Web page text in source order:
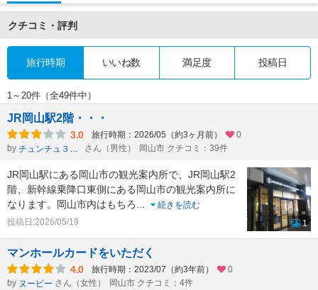
クチコミ・評判
旅行時期 いいね数 満足度 投稿日
1～20件（全49件中）
JR岡山駅2階・・・
3.0 旅行時期：2026/05（約3ヶ月前）
0
by
チュンチュ３１９ さん（男性） 岡山市 クチコミ：39件
JR岡山駅にある岡山市の観光案内所で、JR岡山駅2
階、新幹線乗降口東側にある岡山市の観光案内所に
なります。岡山市内はもちろ...
続きを読む
投稿日:2026/05/19
1
マンホールカードをいただく
4.0 旅行時期：2023/07（約3年前）
0
by ヌーピー さん（女性） 岡山市 クチコミ：4件